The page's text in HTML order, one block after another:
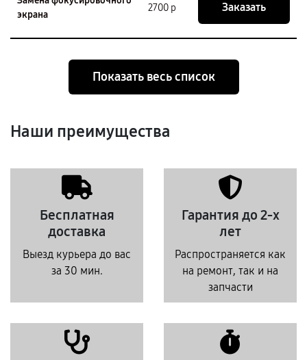
экрана
2700 р Заказать
Показать весь список
Наши преимущества
Бесплатная
доставка
Выезд курьера до вас
за 30 мин.
Гарантия до 2-х
лет
Распространяется как
на ремонт, так и на
запчасти